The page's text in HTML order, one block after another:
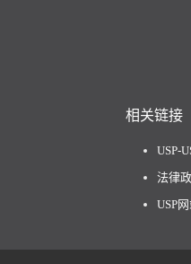
相关链接
USP-
法律
USP